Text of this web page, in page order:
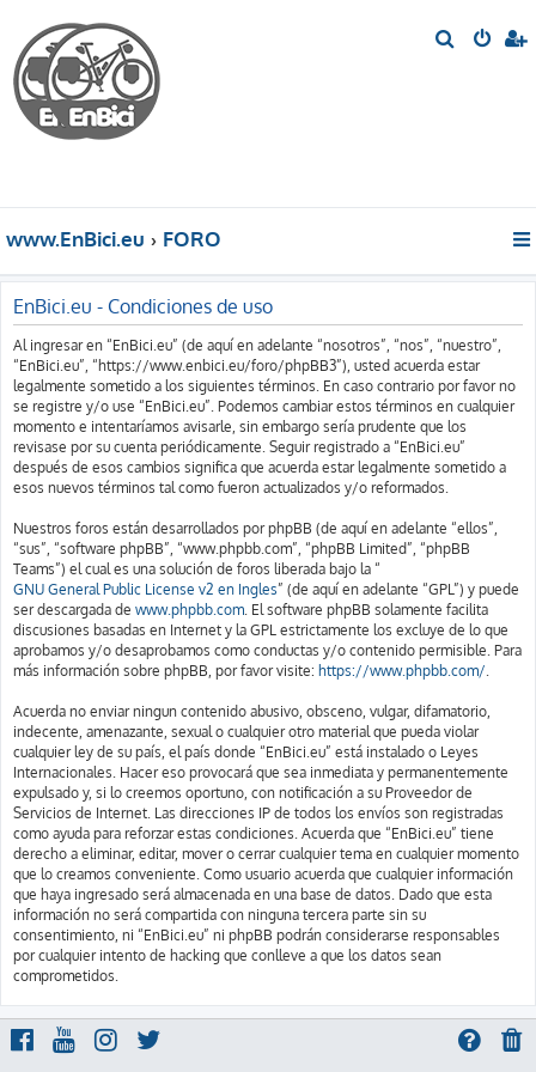
www.EnBici.eu FORO
EnBici.eu - Condiciones de uso
Al ingresar en “EnBici.eu” (de aquí en adelante “nosotros”, “nos”, “nuestro”,
“EnBici.eu”, “https://www.enbici.eu/foro/phpBB3”), usted acuerda estar
legalmente sometido a los siguientes términos. En caso contrario por favor no
se registre y/o use “EnBici.eu”. Podemos cambiar estos términos en cualquier
momento e intentaríamos avisarle, sin embargo sería prudente que los
revisase por su cuenta periódicamente. Seguir registrado a “EnBici.eu”
después de esos cambios significa que acuerda estar legalmente sometido a
esos nuevos términos tal como fueron actualizados y/o reformados.
Nuestros foros están desarrollados por phpBB (de aquí en adelante “ellos”,
“sus”, “software phpBB”, “www.phpbb.com”, “phpBB Limited”, “phpBB
Teams”) el cual es una solución de foros liberada bajo la “
GNU General Public License v2 en Ingles” (de aquí en adelante “GPL”) y puede
ser descargada de www.phpbb.com. El software phpBB solamente facilita
discusiones basadas en Internet y la GPL estrictamente los excluye de lo que
aprobamos y/o desaprobamos como conductas y/o contenido permisible. Para
más información sobre phpBB, por favor visite: https://www.phpbb.com/.
Acuerda no enviar ningun contenido abusivo, obsceno, vulgar, difamatorio,
indecente, amenazante, sexual o cualquier otro material que pueda violar
cualquier ley de su país, el país donde “EnBici.eu” está instalado o Leyes
Internacionales. Hacer eso provocará que sea inmediata y permanentemente
expulsado y, si lo creemos oportuno, con notificación a su Proveedor de
Servicios de Internet. Las direcciones IP de todos los envíos son registradas
como ayuda para reforzar estas condiciones. Acuerda que “EnBici.eu” tiene
derecho a eliminar, editar, mover o cerrar cualquier tema en cualquier momento
que lo creamos conveniente. Como usuario acuerda que cualquier información
que haya ingresado será almacenada en una base de datos. Dado que esta
información no será compartida con ninguna tercera parte sin su
consentimiento, ni “EnBici.eu” ni phpBB podrán considerarse responsables
por cualquier intento de hacking que conlleve a que los datos sean
comprometidos.